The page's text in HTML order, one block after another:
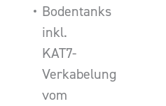
Bodentanks
inkl.
KAT7-
Verkabelung
vom